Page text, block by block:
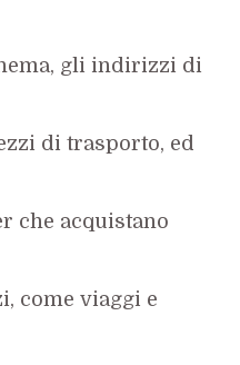
gli indirizzi di
di trasporto, ed
che acquistano
come viaggi e